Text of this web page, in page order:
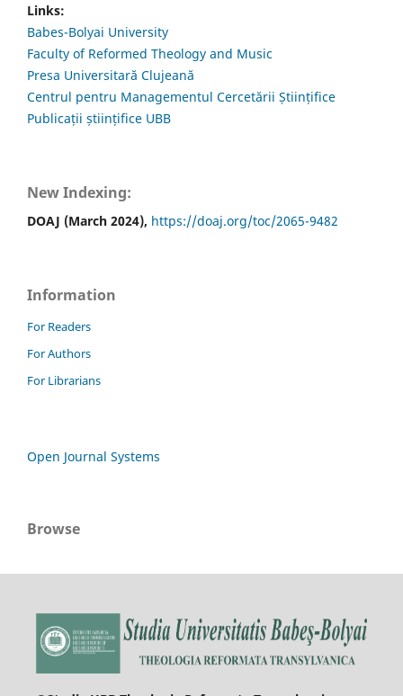
Links:
Babes-Bolyai University
Faculty of Reformed Theology and Music
Presa Universitară Clujeană
Centrul pentru Managementul Cercetării Științifice
Publicații științifice UBB
New Indexing:
DOAJ (March 2024), https://doaj.org/toc/2065-9482
Information
For Readers
For Authors
For Librarians
Open Journal Systems
Browse